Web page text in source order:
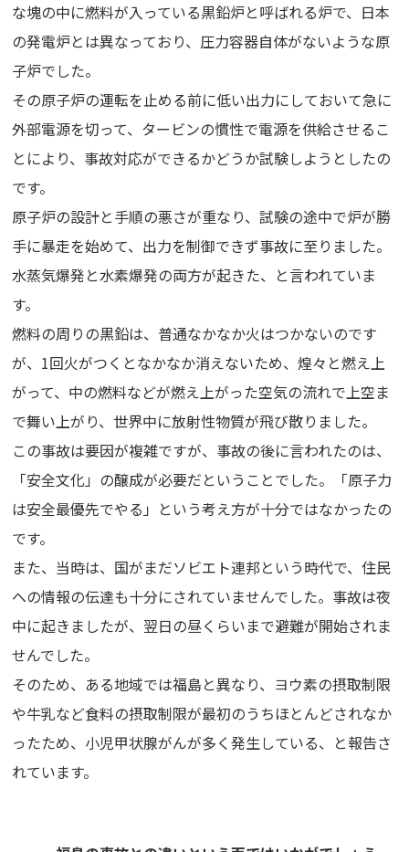
な塊の中に燃料が入っている黒鉛炉と呼ばれる炉で、日本
の発電炉とは異なっており、圧力容器自体がないような原
子炉でした。
その原子炉の運転を止める前に低い出力にしておいて急に
外部電源を切って、タービンの慣性で電源を供給させるこ
とにより、事故対応ができるかどうか試験しようとしたの
です。
原子炉の設計と手順の悪さが重なり、試験の途中で炉が勝
手に暴走を始めて、出力を制御できず事故に至りました。
水蒸気爆発と水素爆発の両方が起きた、と言われていま
す。
燃料の周りの黒鉛は、普通なかなか火はつかないのです
が、1回火がつくとなかなか消えないため、煌々と燃え上
がって、中の燃料などが燃え上がった空気の流れで上空ま
で舞い上がり、世界中に放射性物質が飛び散りました。
この事故は要因が複雑ですが、事故の後に言われたのは、
「安全文化」の醸成が必要だということでした。「原子力
は安全最優先でやる」という考え方が十分ではなかったの
です。
また、当時は、国がまだソビエト連邦という時代で、住民
への情報の伝達も十分にされていませんでした。事故は夜
中に起きましたが、翌日の昼くらいまで避難が開始されま
せんでした。
そのため、ある地域では福島と異なり、ヨウ素の摂取制限
や牛乳など食料の摂取制限が最初のうちほとんどされなか
ったため、小児甲状腺がんが多く発生している、と報告さ
れています。